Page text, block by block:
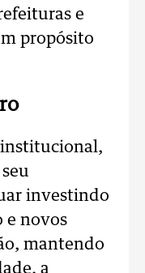
e
propósito
investindo
e novos
mantendo
a